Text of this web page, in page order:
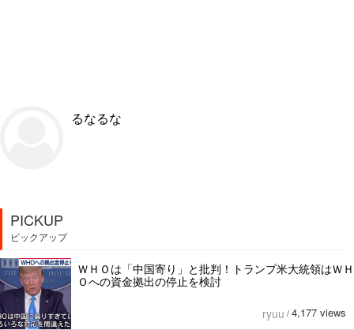
るなるな
PICKUP
ピックアップ
ＷＨＯは「中国寄り」と批判！トランプ米大統領はＷＨ
Ｏへの資金拠出の停止を検討
ryuu / 4,177 views